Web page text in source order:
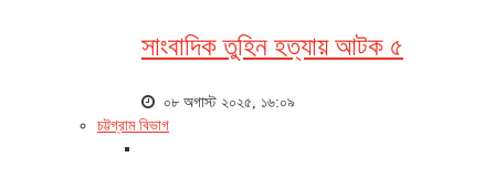
সাংবাদিক তুহিন হত্যায় আটক ৫
০৮ অগাস্ট ২০২৫, ১৬:০৯
চট্টগ্রাম বিভাগ